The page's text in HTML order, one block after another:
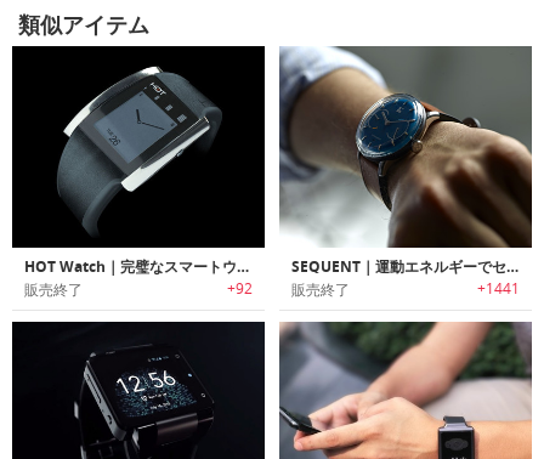
類似アイテム
HOT Watch｜完璧なスマートウォッチ＆革命的な通話方法
販売終了 +92
SEQUENT｜運動エネルギーでセルフ充電可能なスイスデザインスマートウォッチ「シークエント」
販売終了 +1441